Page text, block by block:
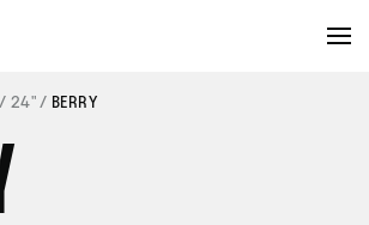
24" BERRY